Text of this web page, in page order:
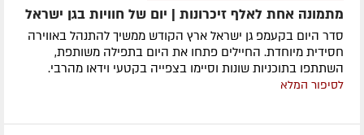
מתמונה אחת לאלף זיכרונות | יום של חוויות בגן ישראל
סדר היום בקעמפ גן ישראל ארץ הקודש ממשיך להתנהל באווירה
חסידית מיוחדת. החיילים פתחו את היום בתפילה משותפת,
השתתפו בתוכניות שונות וסיימו בצפייה בקטעי וידאו מהרבי.
לסיפור המלא